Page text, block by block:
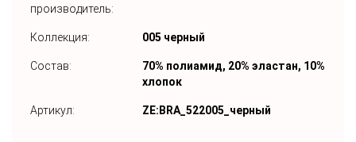
производитель:
Коллекция: 005 черный
Состав:
70% полиамид, 20% эластан, 10%
хлопок
Артикул: ZE:BRA_522005_черный